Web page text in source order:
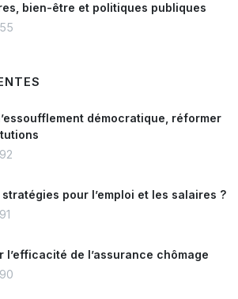
bien-être et politiques publiques
démocratique, réformer
stratégies pour l’emploi et les salaires ?
l’efficacité de l’assurance chômage